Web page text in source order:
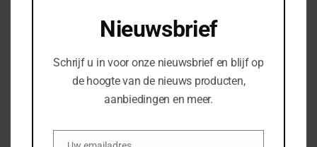
Woonplaats *
Nieuwsbrief
Schrijf u in voor onze nieuwsbrief en blijf op
de hoogte van de nieuws producten,
aanbiedingen en meer.